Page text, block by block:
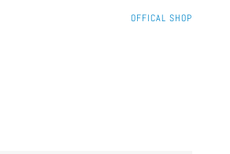
SKIP
OFFICAL SHOP